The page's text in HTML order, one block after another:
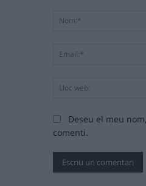
Deseu el meu
comenti.